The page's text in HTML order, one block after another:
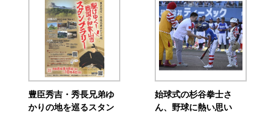
豊臣秀吉・秀長兄弟ゆ
かりの地を巡るスタン
始球式の杉谷拳士さ
ん、野球に熱い思い